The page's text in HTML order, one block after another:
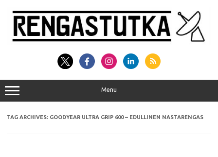
content
Menu
TAG ARCHIVES: GOODYEAR ULTRA GRIP 600 – EDULLINEN NASTARENGAS